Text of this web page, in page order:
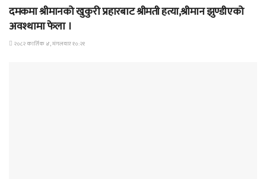
दमकमा श्रीमानको खुकुरी प्रहारबाट श्रीमती हत्या,श्रीमान झुण्डीएको
अवश्थामा फेला ।
२०८२ कार्तिक ४, मंगलवार १०:२१